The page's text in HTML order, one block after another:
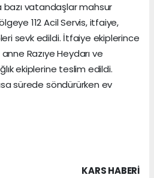
bazı vatandaşlar mahsur
112 Acil Servis, itfaiye,
sevk edildi. İtfaiye ekiplerince
Razıye Heydarı ve
ekiplerine teslim edildi.
sürede söndürürken ev
KARS HABERİ